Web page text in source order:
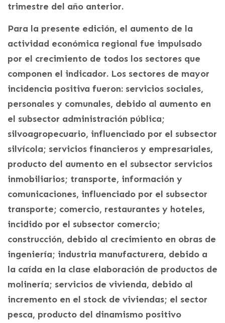
trimestre del año anterior.
Para la presente edición, el aumento de la
actividad económica regional fue impulsado
por el crecimiento de todos los sectores que
componen el indicador. Los sectores de mayor
incidencia positiva fueron: servicios sociales,
personales y comunales, debido al aumento en
el subsector administración pública;
silvoagropecuario, influenciado por el subsector
silvícola; servicios financieros y empresariales,
producto del aumento en el subsector servicios
inmobiliarios; transporte, información y
comunicaciones, influenciado por el subsector
transporte; comercio, restaurantes y hoteles,
incidido por el subsector comercio;
construcción, debido al crecimiento en obras de
ingeniería; industria manufacturera, debido a
la caída en la clase elaboración de productos de
molinería; servicios de vivienda, debido al
incremento en el stock de viviendas; el sector
pesca, producto del dinamismo positivo